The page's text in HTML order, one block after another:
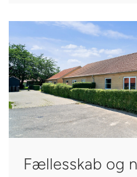
Fællesskab og